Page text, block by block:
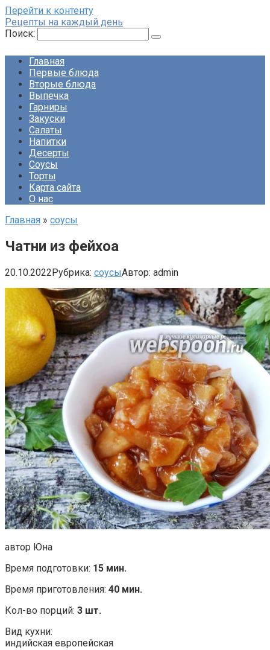
Перейти к контенту
Рецепты на каждый день
Поиск:
Главная
Первые блюда
Вторые блюда
Выпечка
Гарниры
Закуски
Салаты
Напитки
Десерты
Соусы
Торты
Карта сайта
О нас
Главная » соусы
Чатни из фейхоа
20.10.2022Рубрика: соусыАвтор: admin
автор Юна
Время подготовки: 15 мин.
Время приготовления: 40 мин.
Кол-во порций: 3 шт.
Вид кухни:
индийская европейская